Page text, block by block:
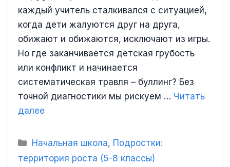
каждый учитель сталкивался с ситуацией,
когда дети жалуются друг на друга,
обижают и обижаются, исключают из игры.
Но где заканчивается детская грубость
или конфликт и начинается
систематическая травля – буллинг? Без
точной диагностики мы рискуем … Читать
далее
Рубрики
Начальная школа, Подростки:
территория роста (5-8 классы)